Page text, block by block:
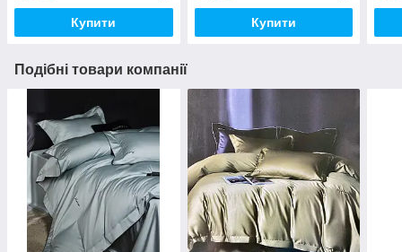
Купити Купити
Подібні товари компанії